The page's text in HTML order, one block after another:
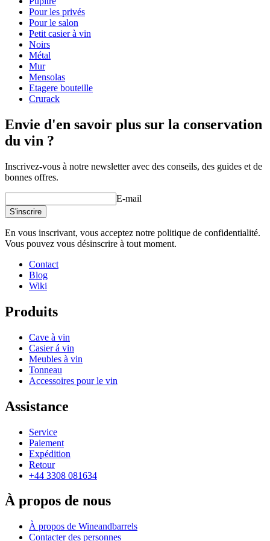
Type de bouteille
Pour les privés
Pour le salon
Petit casier à vin
Noirs
Métal
Mur
Mensolas
Etagere bouteille
Crurack
Envie d'en savoir plus sur la conservation
du vin ?
Inscrivez-vous à notre newsletter avec des conseils, des guides et de
bonnes offres.
E-mail
S'inscrire
En vous inscrivant, vous acceptez notre politique de confidentialité.
Vous pouvez vous désinscrire à tout moment.
Contact
Blog
Wiki
Produits
Cave à vin
Casier á vin
Meubles à vin
Tonneau
Accessoires pour le vin
Assistance
Service
Paiement
Expédition
Retour
+44 3308 081634
À propos de nous
À propos de Wineandbarrels
Contacter des personnes